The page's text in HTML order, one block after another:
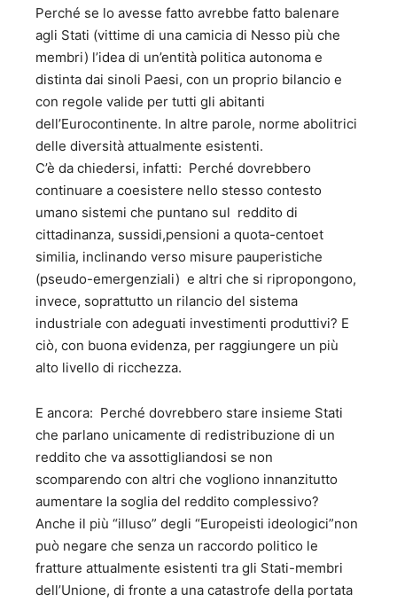
Perché se lo avesse fatto avrebbe fatto balenare
agli Stati (vittime di una camicia di Nesso più che
membri) l’idea di un’entità politica autonoma e
distinta dai sinoli Paesi, con un proprio bilancio e
con regole valide per tutti gli abitanti
dell’Eurocontinente. In altre parole, norme abolitrici
delle diversità attualmente esistenti.
C’è da chiedersi, infatti: Perché dovrebbero
continuare a coesistere nello stesso contesto
umano sistemi che puntano sul reddito di
cittadinanza, sussidi,pensioni a quota-centoet
similia, inclinando verso misure pauperistiche
(pseudo-emergenziali) e altri che si ripropongono,
invece, soprattutto un rilancio del sistema
industriale con adeguati investimenti produttivi? E
ciò, con buona evidenza, per raggiungere un più
alto livello di ricchezza.
E ancora: Perché dovrebbero stare insieme Stati
che parlano unicamente di redistribuzione di un
reddito che va assottigliandosi se non
scomparendo con altri che vogliono innanzitutto
aumentare la soglia del reddito complessivo?
Anche il più “illuso” degli “Europeisti ideologici”non
può negare che senza un raccordo politico le
fratture attualmente esistenti tra gli Stati-membri
dell’Unione, di fronte a una catastrofe della portata